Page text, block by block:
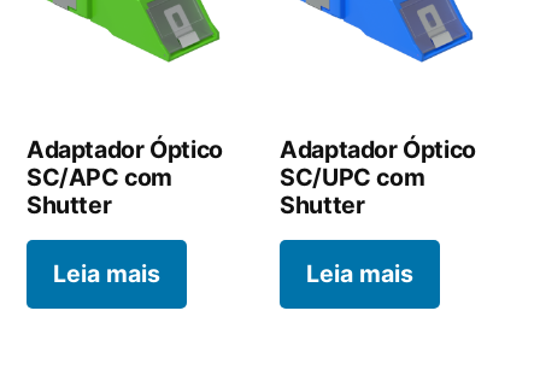
Adaptador Óptico
SC/APC com
Shutter
Leia mais
Adaptador Óptico
SC/UPC com
Shutter
Leia mais